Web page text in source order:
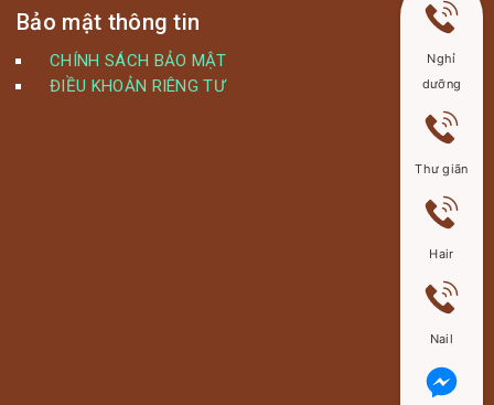
Bảo mật thông tin
CHÍNH SÁCH BẢO MẬT
ĐIỀU KHOẢN RIÊNG TƯ
Nghỉ
dưỡng
Thư giãn
Hair
Nail